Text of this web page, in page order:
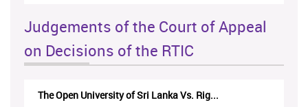
Judgements of the Court of Appeal
on Decisions of the RTIC
The Open University of Sri Lanka Vs. Rig...